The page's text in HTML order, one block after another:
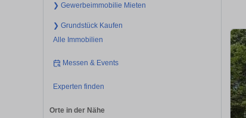
❯ Gewerbeimmobilie Mieten
❯ Grundstück Kaufen
Alle Immobilien
Messen & Events
Experten finden
Orte in der Nähe